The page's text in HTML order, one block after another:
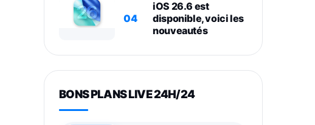
04
iOS 26.6 est
disponible, voici les
nouveautés
BONS PLANS LIVE 24H/24